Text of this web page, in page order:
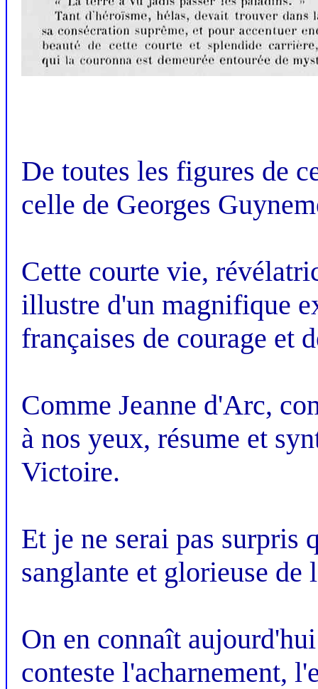
De toutes les figures de
celle de Georges
Cette courte vie,
illustre d'un magnifique
françaises de courage et
Comme Jeanne d'Arc,
à nos yeux, résume et
Victoire.
Et je ne serai pas surpris
sanglante et glorieuse
On en connaît
conteste l'acharnement,